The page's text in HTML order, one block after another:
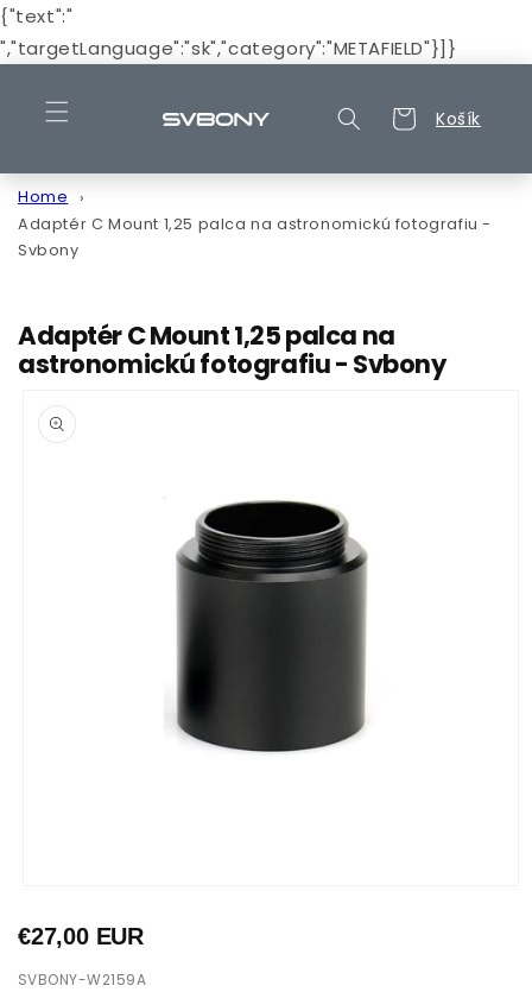
{"text":"
","targetLanguage":"sk","category":"METAFIELD"}]}
na
obsah
Košík
Košík
Home
Adaptér C Mount 1,25 palca na astronomickú fotografiu -
Svbony
Prejsť na
informácie
produkte
1
v
okne
Adaptér C Mount 1,25 palca na
astronomickú fotografiu - Svbony
JEDNOTKA
SVBONY-W2159A
Normálna
€27,00 EUR